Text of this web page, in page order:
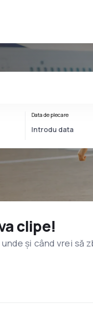
Data de plecare
clipe!
și când vrei să